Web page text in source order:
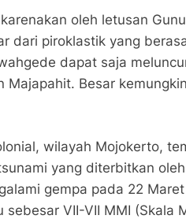
oleh letusan
dari piroklastik yang
dapat saja
Besar
wilayah Mojokerto,
yang diterbitkan
gempa pada 22
VII-VII MMI (Skala